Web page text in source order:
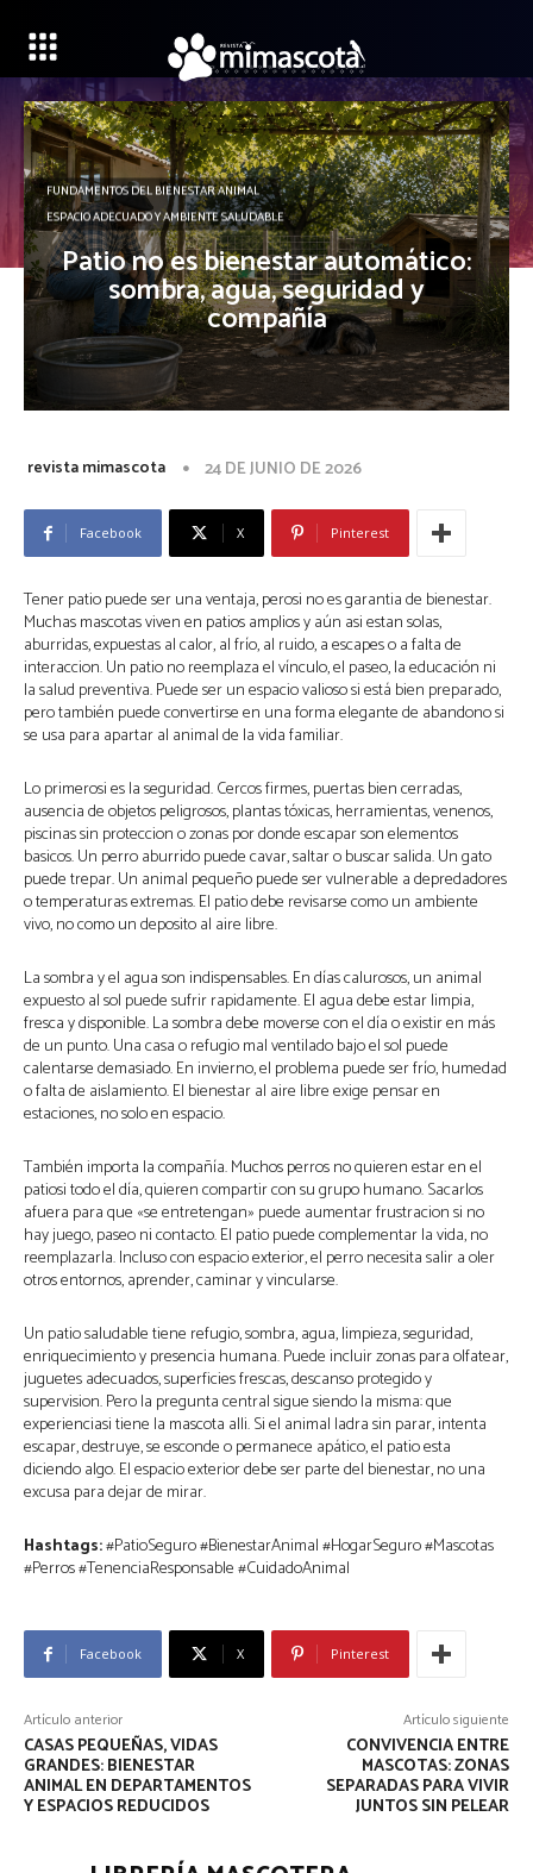
FUNDAMENTOS DEL BIENESTAR ANIMAL
ESPACIO ADECUADO Y AMBIENTE SALUDABLE
Patio no es bienestar automático:
sombra, agua, seguridad y
compañía
revista mimascota 24 DE JUNIO DE 2026
Facebook X Pinterest
Tener patio puede ser una ventaja, perosi no es garantia de bienestar.
Muchas mascotas viven en patios amplios y aún asi estan solas,
aburridas, expuestas al calor, al frío, al ruido, a escapes o a falta de
interaccion. Un patio no reemplaza el vínculo, el paseo, la educación ni
la salud preventiva. Puede ser un espacio valioso si está bien preparado,
pero también puede convertirse en una forma elegante de abandono si
se usa para apartar al animal de la vida familiar.
Lo primerosi es la seguridad. Cercos firmes, puertas bien cerradas,
ausencia de objetos peligrosos, plantas tóxicas, herramientas, venenos,
piscinas sin proteccion o zonas por donde escapar son elementos
basicos. Un perro aburrido puede cavar, saltar o buscar salida. Un gato
puede trepar. Un animal pequeño puede ser vulnerable a depredadores
o temperaturas extremas. El patio debe revisarse como un ambiente
vivo, no como un deposito al aire libre.
La sombra y el agua son indispensables. En días calurosos, un animal
expuesto al sol puede sufrir rapidamente. El agua debe estar limpia,
fresca y disponible. La sombra debe moverse con el día o existir en más
de un punto. Una casa o refugio mal ventilado bajo el sol puede
calentarse demasiado. En invierno, el problema puede ser frío, humedad
o falta de aislamiento. El bienestar al aire libre exige pensar en
estaciones, no solo en espacio.
También importa la compañía. Muchos perros no quieren estar en el
patiosi todo el día, quieren compartir con su grupo humano. Sacarlos
afuera para que «se entretengan» puede aumentar frustracion si no
hay juego, paseo ni contacto. El patio puede complementar la vida, no
reemplazarla. Incluso con espacio exterior, el perro necesita salir a oler
otros entornos, aprender, caminar y vincularse.
Un patio saludable tiene refugio, sombra, agua, limpieza, seguridad,
enriquecimiento y presencia humana. Puede incluir zonas para olfatear,
juguetes adecuados, superficies frescas, descanso protegido y
supervision. Pero la pregunta central sigue siendo la misma: que
experienciasi tiene la mascota alli. Si el animal ladra sin parar, intenta
escapar, destruye, se esconde o permanece apático, el patio esta
diciendo algo. El espacio exterior debe ser parte del bienestar, no una
excusa para dejar de mirar.
Hashtags:#PatioSeguro #BienestarAnimal #HogarSeguro #Mascotas
#Perros #TenenciaResponsable #CuidadoAnimal
Facebook X Pinterest
Artículo anterior
CASAS PEQUEÑAS, VIDAS
GRANDES: BIENESTAR
ANIMAL EN DEPARTAMENTOS
Y ESPACIOS REDUCIDOS
Artículo siguiente
CONVIVENCIA ENTRE
MASCOTAS: ZONAS
SEPARADAS PARA VIVIR
JUNTOS SIN PELEAR